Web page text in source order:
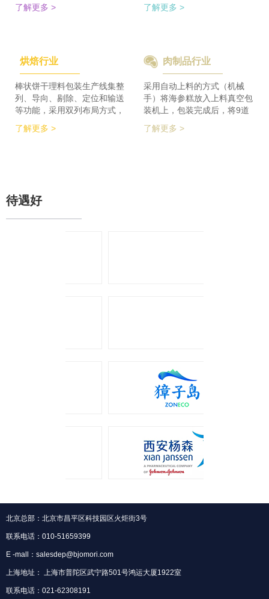
大降低。
协调运行，实现灵活更稳定。
检及码垛设备实现整线自动化
运行。 节省了80%人员数
量，降低了劳动者的劳动强
度，提高了工作效率
了解更多 >
短了设备总长。枕包机单道输
积的要求，同时节省了一半的
占地空间，一条生产线实现了
整个生产的稳定供料，减少设
备的投入，大大降低了采购成
本。
了解更多 >
烘焙行业
棒状饼干理料包装生产线集整
列、导向、剔除、定位和输送
等功能，采用双列布局方式，
在有限的场地内，提高了产品
包装的生产力，同时达到废料
了解更多 >
肉制品行业
采用自动上料的方式（机械
手）将海参糕放入上料真空包
装机上，包装完成后，将9道
带机，将1道产品分为2道，分
了解更多 >
待遇好
北京总部：北京市昌平区科技园区火炬街3号
联系电话：010-51659399
E -mall：salesdep@bjomori.com
上海地址： 上海市普陀区武宁路501号鸿运大厦1922室
联系电话：021-62308191